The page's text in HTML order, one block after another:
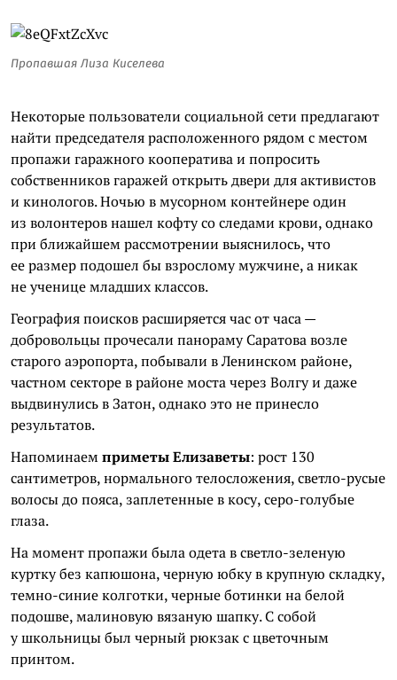
Пропавшая Лиза Киселева
Некоторые пользователи социальной сети предлагают
найти председателя расположенного рядом с местом
пропажи гаражного кооператива и попросить
собственников гаражей открыть двери для активистов
и кинологов. Ночью в мусорном контейнере один
из волонтеров нашел кофту со следами крови, однако
при ближайшем рассмотрении выяснилось, что
ее размер подошел бы взрослому мужчине, а никак
не ученице младших классов.
География поисков расширяется час от часа —
добровольцы прочесали панораму Саратова возле
старого аэропорта, побывали в Ленинском районе,
частном секторе в районе моста через Волгу и даже
выдвинулись в Затон, однако это не принесло
результатов.
Напоминаемприметы Елизаветы: рост 130
сантиметров, нормального телосложения, светло-русые
волосы до пояса, заплетенные в косу, серо-голубые
глаза.
На момент пропажи была одета в светло-зеленую
куртку без капюшона, черную юбку в крупную складку,
темно-синие колготки, черные ботинки на белой
подошве, малиновую вязаную шапку. С собой
у школьницы был черный рюкзак с цветочным
принтом.